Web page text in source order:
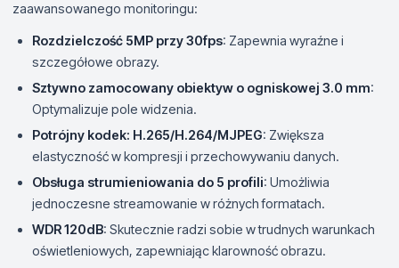
zaawansowanego monitoringu:
Rozdzielczość 5MP przy 30fps: Zapewnia wyraźne i
szczegółowe obrazy.
Sztywno zamocowany obiektyw o ogniskowej 3.0 mm:
Optymalizuje pole widzenia.
Potrójny kodek: H.265/H.264/MJPEG: Zwiększa
elastyczność w kompresji i przechowywaniu danych.
Obsługa strumieniowania do 5 profili: Umożliwia
jednoczesne streamowanie w różnych formatach.
WDR 120dB: Skutecznie radzi sobie w trudnych warunkach
oświetleniowych, zapewniając klarowność obrazu.